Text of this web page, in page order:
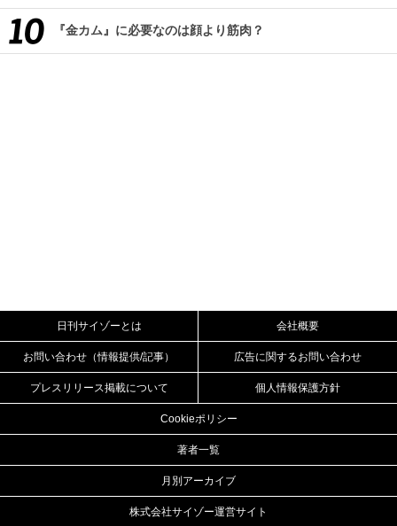
『金カム』に必要なのは顔より筋肉？
日刊サイゾーとは 会社概要
お問い合わせ（情報提供/記事） 広告に関するお問い合わせ
プレスリリース掲載について 個人情報保護方針
Cookieポリシー
著者一覧
月別アーカイブ
株式会社サイゾー運営サイト